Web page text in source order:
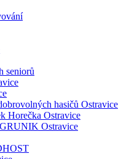
seniorů
hasičů Ostravice
Horečka Ostravice
Ostravice